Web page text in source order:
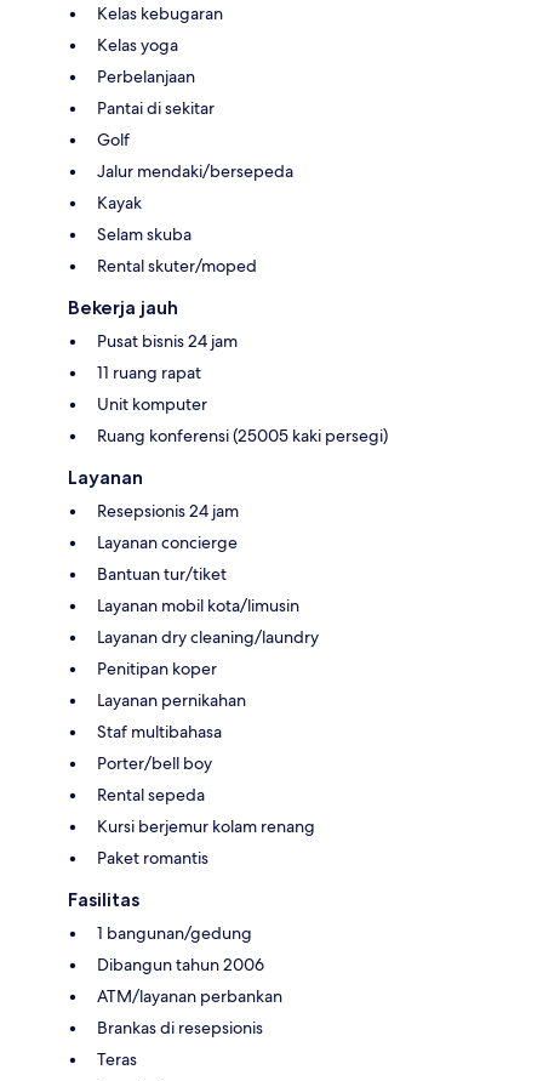
Kelas kebugaran
Kelas yoga
Perbelanjaan
Pantai di sekitar
Golf
Jalur mendaki/bersepeda
Kayak
Selam skuba
Rental skuter/moped
Bekerja jauh
Pusat bisnis 24 jam
11 ruang rapat
Unit komputer
Ruang konferensi (25005 kaki persegi)
Layanan
Resepsionis 24 jam
Layanan concierge
Bantuan tur/tiket
Layanan mobil kota/limusin
Layanan dry cleaning/laundry
Penitipan koper
Layanan pernikahan
Staf multibahasa
Porter/bell boy
Rental sepeda
Kursi berjemur kolam renang
Paket romantis
Fasilitas
1 bangunan/gedung
Dibangun tahun 2006
ATM/layanan perbankan
Brankas di resepsionis
Teras